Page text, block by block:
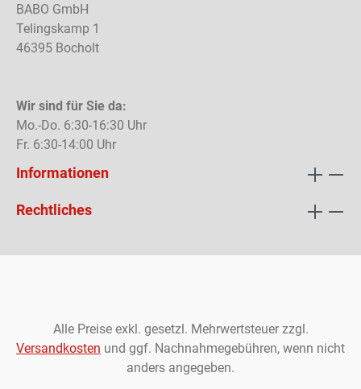
BABO GmbH
Telingskamp 1
46395 Bocholt
Wir sind für Sie da:
Mo.-Do. 6:30-16:30 Uhr
Fr. 6:30-14:00 Uhr
Informationen
Rechtliches
Alle Preise exkl. gesetzl. Mehrwertsteuer zzgl.
Versandkosten und ggf. Nachnahmegebühren, wenn nicht
anders angegeben.